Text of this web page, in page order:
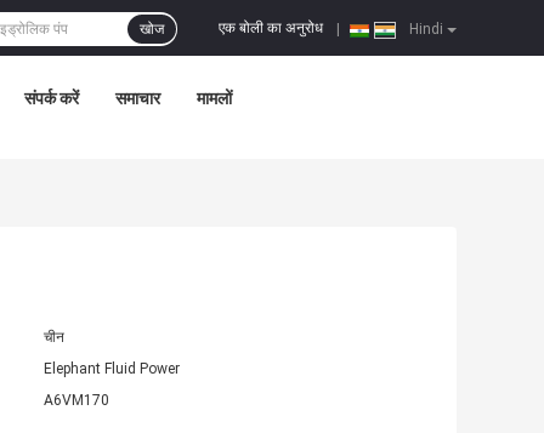
Hindi
एक बोली का अनुरोध
खोज
संपर्क करें समाचार मामलों
चीन
Elephant Fluid Power
A6VM170